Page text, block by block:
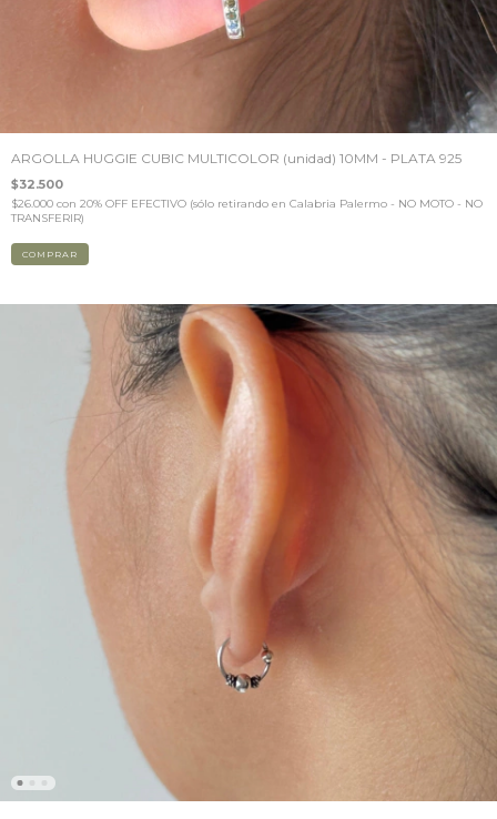
ARGOLLA HUGGIE CUBIC MULTICOLOR (unidad) 10MM - PLATA 925
$32.500
$26.000 con 20% OFF EFECTIVO (sólo retirando en Calabria Palermo - NO MOTO - NO
TRANSFERIR)
COMPRAR